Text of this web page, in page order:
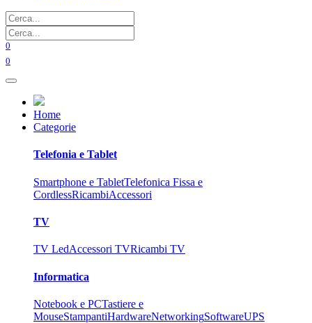
0
0
Home
Categorie
Telefonia e Tablet
Smartphone e TabletTelefonica Fissa e
CordlessRicambiAccessori
TV
TV LedAccessori TVRicambi TV
Informatica
Notebook e PCTastiere e
MouseStampantiHardwareNetworkingSoftwareUPS